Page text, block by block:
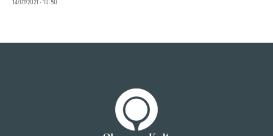
14/07/2021 • 10:50